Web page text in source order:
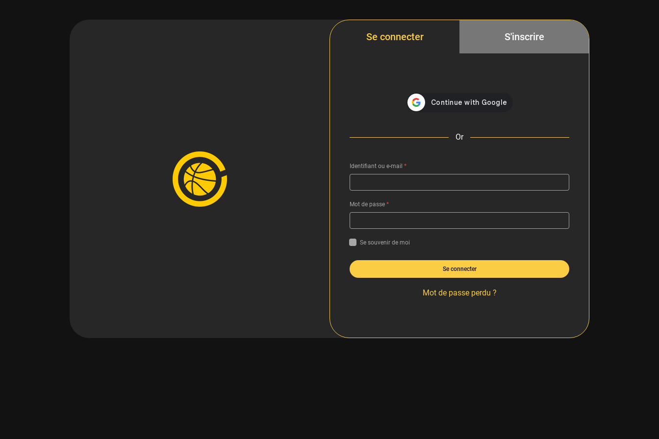
Se connecter S'inscrire
Or
Identifiant ou e-mail *
Mot de passe *
Se souvenir de moi
Se connecter
Mot de passe perdu ?